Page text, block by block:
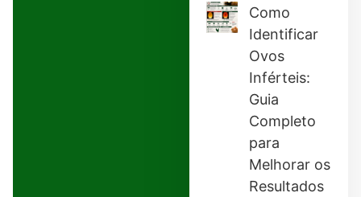
Como
Identificar
Ovos
Inférteis:
Guia
Completo
para
Melhorar os
Resultados